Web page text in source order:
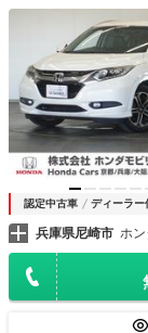
サイドエアバッ
ー スマートキー
認定中古車 ディーラー
兵庫県尼崎市